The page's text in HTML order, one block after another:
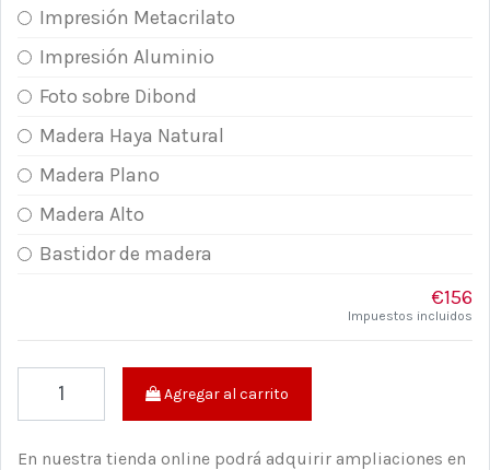
Impresión Metacrilato
Impresión Aluminio
Foto sobre Dibond
Madera Haya Natural
Madera Plano
Madera Alto
Bastidor de madera
€156
Impuestos incluidos
Agregar al carrito
En nuestra tienda online podrá adquirir ampliaciones en